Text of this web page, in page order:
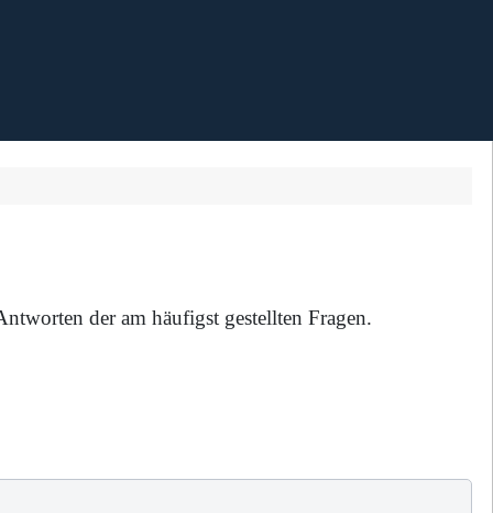
der am häufigst gestellten Fragen.